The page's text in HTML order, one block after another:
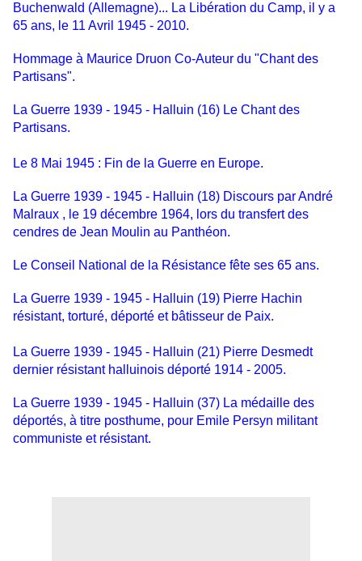
Buchenwald (Allemagne)... La Libération du Camp, il y a
65 ans, le 11 Avril 1945 - 2010.
Hommage à Maurice Druon Co-Auteur du "Chant des
Partisans".
La Guerre 1939 - 1945 - Halluin (16) Le Chant des
Partisans.
Le 8 Mai 1945 : Fin de la Guerre en Europe.
La Guerre 1939 - 1945 - Halluin (18) Discours par André
Malraux , le 19 décembre 1964, lors du transfert des
cendres de Jean Moulin au Panthéon.
Le Conseil National de la Résistance fête ses 65 ans.
La Guerre 1939 - 1945 - Halluin (19) Pierre Hachin
résistant, torturé, déporté et bâtisseur de Paix.
La Guerre 1939 - 1945 - Halluin (21) Pierre Desmedt
dernier résistant halluinois déporté 1914 - 2005.
La Guerre 1939 - 1945 - Halluin (37) La médaille des
déportés, à titre posthume, pour Emile Persyn militant
communiste et résistant.